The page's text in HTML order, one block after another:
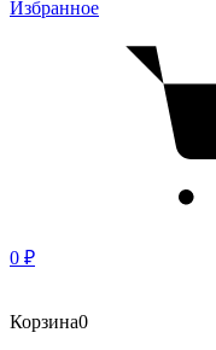
Избранное
0 ₽
Корзина0